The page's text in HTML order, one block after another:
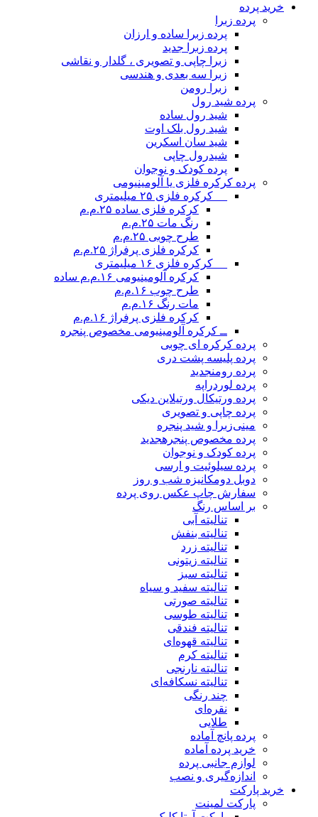
خرید پرده
پرده زبرا
پرده زبرا ساده و ارزان
پرده زبرا جدید
زبرا چاپی و تصویری ، گلدار و نقاشی
زبرا سه بعدی و هندسی
زبرا رومن
پرده شید رول
شید رول ساده
شید رول بلک اوت
شید سان اسکرین
شیدرول چاپی
پرده کودک و نوجوان
پرده کرکره فلزی یا آلومینیومی
__ کرکره فلزی ۲۵ میلیمتری
کرکره فلزی ساده ۲۵.م.م
رنگ مات ۲۵.م.م
طرح چوبی ۲۵.م.م
کرکره فلزی پرفراژ ۲۵.م.م
__ کرکره فلزی ۱۶ میلیمتری
کرکره آلومینیومی ۱۶.م.م ساده
طرح چوب ۱۶.م.م
مات رنگ ۱۶.م.م
کرکره فلزی پرفراژ ۱۶.م.م
ــ کرکره آلومینیومی مخصوص پنجره
پرده کرکره ای چوبی
پرده پلیسه پشت دری
پرده رومنجدید
پرده لوردراپه
پرده ورتیکال ورتیلاین دیکی
پرده چاپی و تصویری
مینی‌زبرا و شید پنجره
پرده مخصوص پنجرهجدید
پرده کودک و نوجوان
پرده سیلوئیت و ارسی
دوبل دومکانیزه شب و روز
سفارش چاپ عکس روی پرده
بر اساس رنگ
تنالیته آبی
تنالیته بنفش
تنالیته زرد
تنالیته زیتونی
تنالیته سبز
تنالیته سفید و سیاه
تنالیته صورتی
تنالیته طوسی
تنالیته فندقی
تنالیته قهوه‌ای
تنالیته کرم
تنالیته نارنجی
تنالیته نسکافه‌ای
چند رنگی
نقره‌ای
طلایی
پرده پانچ آماده
خرید پرده آماده
لوازم جانبی پرده
اندازه‌گیری و نصب
خرید پارکت
پارکت لمینت